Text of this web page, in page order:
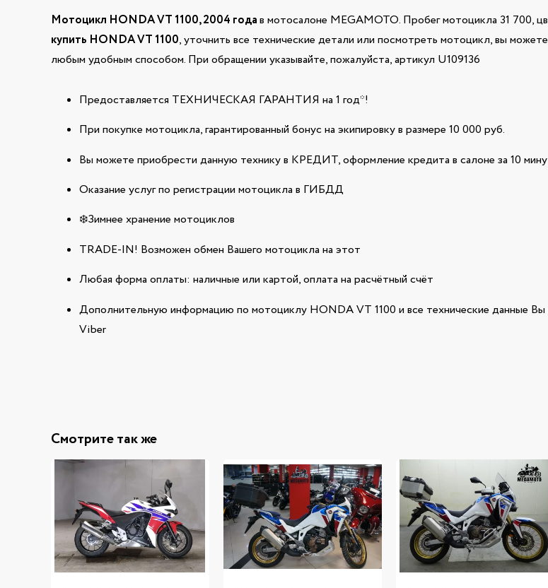
Мотоцикл HONDA VT 1100, 2004 годав мотосалоне MEGAMOTO. Пробег мотоцикла 31 700,
купить HONDA VT 1100, уточнить все технические детали или посмотреть мотоцикл, вы
любым удобным способом. При обращении указывайте, пожалуйста, артикул U109136
Предоставляется ТЕХНИЧЕСКАЯ ГАРАНТИЯ на 1 год*!
При покупке мотоцикла, гарантированный бонус на экипировку в размере 10 000 руб.
Вы можете приобрести данную технику в КРЕДИТ, оформление кредита в салоне за 10
Оказание услуг по регистрации мотоцикла в ГИБДД
❄️Зимнее хранение мотоциклов
TRADE-IN! Возможен обмен Вашего мотоцикла на этот
Любая форма оплаты: наличные или картой, оплата на расчётный счёт
Дополнительную информацию по мотоциклу HONDA VT 1100 и все технические данные
Viber
Смотрите так же